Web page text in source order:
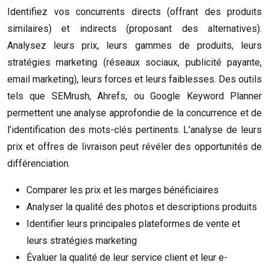
Identifiez vos concurrents directs (offrant des produits
similaires) et indirects (proposant des alternatives).
Analysez leurs prix, leurs gammes de produits, leurs
stratégies marketing (réseaux sociaux, publicité payante,
email marketing), leurs forces et leurs faiblesses. Des outils
tels que SEMrush, Ahrefs, ou Google Keyword Planner
permettent une analyse approfondie de la concurrence et de
l’identification des mots-clés pertinents. L’analyse de leurs
prix et offres de livraison peut révéler des opportunités de
différenciation.
Comparer les prix et les marges bénéficiaires
Analyser la qualité des photos et descriptions produits
Identifier leurs principales plateformes de vente et
leurs stratégies marketing
Évaluer la qualité de leur service client et leur e-